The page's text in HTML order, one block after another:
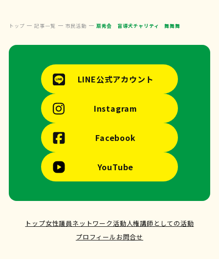
トップ 記事一覧 市民活動 扇秀会 盲導犬チャリティ 舞舞舞
LINE公式アカウント
Instagram
Facebook
YouTube
トップ女性議員ネットワーク活動人権講師としての活動
プロフィールお問合せ